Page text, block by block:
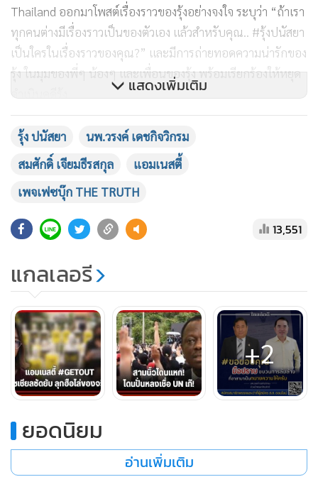
Thailand ออกมาโพสต์เรื่องราวของรุ้งอย่างจงใจ ระบุว่า “ถ้าเรา
ทุกคนต่างมีเรื่องราวเป็นของตัวเอง แล้วสำหรับคุณ.. #รุ้งปนัสยา
เป็นใครในเรื่องราวของคุณ?” และมีการถ่ายทอดความน่ารักของ
รุ้ง ในมุมของพี่ๆ น้องๆ และเพื่อนของรุ้ง พร้อมเรียกร้องให้หยุด
ดำเนินคดีรุ้ง
ทั้งนี้ โพสต์ดังกล่าว ได้มีคอมเมนต์จากโซเชียล เข้าไปติด
#GETOUT ไล่องค์กรแอมเนสตี้ให้พ้นไปจากแผ่นดิน บางคอม
เมนต์ยังบอกอีกว่า เป็นองค์กรที่สร้างความแตกแยก ถ้าเด็กไม่ทำ
ผิด จะติดคุกมั้ย ยิ่งอยู่นานยิ่งสร้างความแตกแยกให้ประเทศไทย
ไม่เพียงเท่านั้น เพจเฟซบุ๊ก Amnesty ที่เปิดขึ้นมาให้กำลังใจรุ้ง
ล้วนมีคำหยาบคายที่รุ้งพูด และข้อความที่พาดพิงสถาบันฯ ทำให้
หลายคนมองว่า แอมเนสตี้พลาดแล้วจริงๆ ยิ่งเป็นหลักฐานมัดชั้น
ดี ว่ารุ้งทำผิดตามมาตรา 112
อย่างไรก็ตาม ในโลกออนไลน์เริ่มมีกระแสวิพากษ์วิจารณ์ องค์กร
แอมเนสตี้ในไทยอย่างกว้างขวาง และประชาชนบางส่วนก็จี้ให้
รัฐบาลจัดการเรื่องนี้ อย่าปล่อยให้ปัญหาบานปลายเพราะองค์กร
เดียว ที่เข้ามาทำลายประเทศไทย
แสดงเพิ่มเติม
รุ้ง ปนัสยา
นพ.วรงค์ เดชกิจวิกรม
สมศักดิ์ เจียมธีรสกุล
แอมเนสตี้
เพจเฟซบุ๊ก THE TRUTH
13,551
แกลเลอรี
+2
ยอดนิยม
อ่านเพิ่มเติม